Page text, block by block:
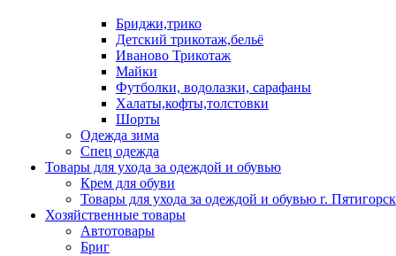
Бриджи,трико
Детский трикотаж,бельё
Иваново Трикотаж
Майки
Футболки, водолазки, сарафаны
Халаты,кофты,толстовки
Шорты
Одежда зима
Спец одежда
Товары для ухода за одеждой и обувью
Крем для обуви
Товары для ухода за одеждой и обувью г. Пятигорск
Хозяйственные товары
Автотовары
Бриг